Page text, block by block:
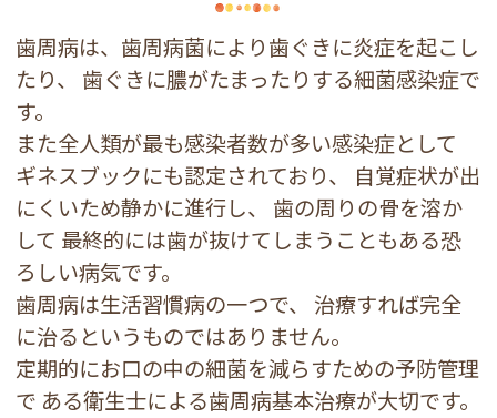
歯周病は、歯周病菌により歯ぐきに炎症を起こし
たり、
歯ぐきに膿がたまったりする細菌感染症で
す。
また全人類が最も感染者数が多い感染症として
ギネスブックにも認定されており、
自覚症状が出
にくいため静かに進行し、
歯の周りの骨を溶か
して 最終的には歯が抜けてしまうこともある恐
ろしい病気です。
歯周病は生活習慣病の一つで、
治療すれば完全
に治るというものではありません。
定期的にお口の中の細菌を減らすための予防管理
で ある衛生士による歯周病基本治療が大切です。